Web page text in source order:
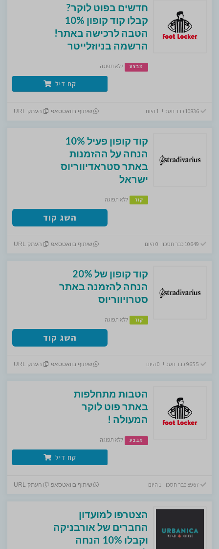
חדשים בפוט לוקר?
קבלו קוד קופון 10%
הטבה לרכישה באתר!
הרשמה בניוזלייטר
מבצע ללא תפוגה
קח דיל
10836 כבר חסכו! 1 היום שיתוף בוואטסאפ העתק URL
קוד קופון פעיל 10%
הנחה על ההזמנות
באתר סטראדיווריוס
ישראל
קוד ללא תפוגה
השג קוד
שיתוף בוואטסאפ העתק URL
קוד קופון של 20%
הנחה להזמנה באתר
סטרויווריוס
קוד ללא תפוגה
השג קוד
שיתוף בוואטסאפ העתק URL
הטבות מתחלפות
באתר פוט לוקר
המעולה !
מבצע ללא תפוגה
קח דיל
שיתוף בוואטסאפ העתק URL
הצטרפו למועדון
החברים של אורבניקה
וקבלו 10% הנחה